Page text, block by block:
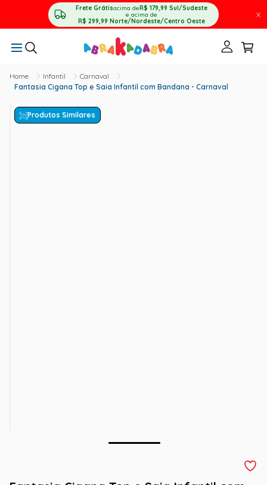
Frete Grátisacima deR$ 179,99 Sul/Sudeste
e acima de
R$ 299,99 Norte/Nordeste/Centro Oeste
X
Infantil
Carnaval
Fantasia Cigana Top e Saia Infantil com Bandana - Carnaval
Produtos Similares